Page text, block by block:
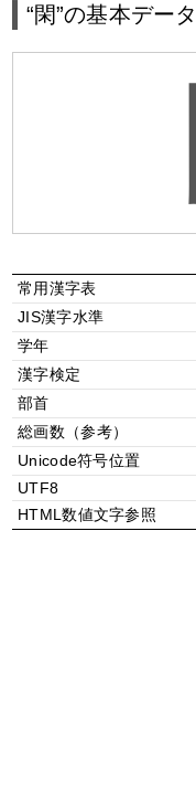
“閑”の基本データ
常用漢字表
JIS漢字水準
学年
漢字検定
部首
総画数（参考）
Unicode符号位置
UTF8
HTML数値文字参照